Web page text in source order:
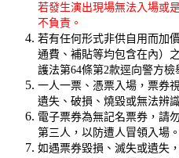
若發生演出現場無法入場或
不負責。
若有任何形式非供自用而加
通費、補貼等均包含在內）
護法第64條第2款逕向警方檢
一人一票、憑票入場，票券
遺失、破損、燒毀或無法辨
電子票券為無記名票券，請
第三人，以防遭人冒領入場。
如遇票券毀損、滅失或遺失